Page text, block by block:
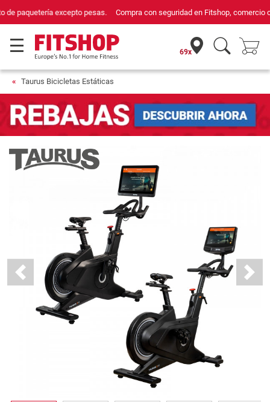
Compra con seguridad en Fitshop, comercio con sello de Confianza Online.
69x
Taurus Bicicletas Estáticas
Previous Next